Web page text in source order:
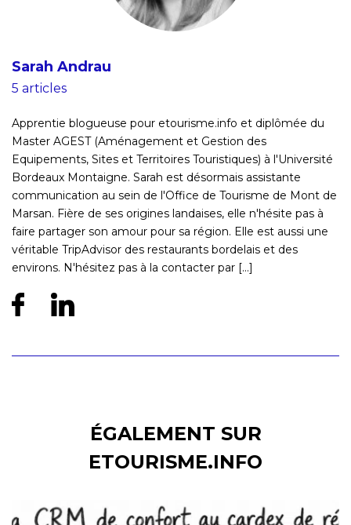
Sarah Andrau
5 articles
Apprentie blogueuse pour etourisme.info et diplômée du
Master AGEST (Aménagement et Gestion des
Equipements, Sites et Territoires Touristiques) à l'Université
Bordeaux Montaigne. Sarah est désormais assistante
communication au sein de l'Office de Tourisme de Mont de
Marsan. Fière de ses origines landaises, elle n'hésite pas à
faire partager son amour pour sa région. Elle est aussi une
véritable TripAdvisor des restaurants bordelais et des
environs. N'hésitez pas à la contacter par [...]
ÉGALEMENT SUR
ETOURISME.INFO